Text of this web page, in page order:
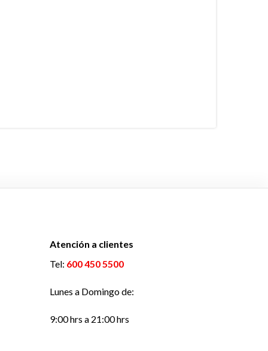
Atención a clientes
Tel: 600 450 5500
Lunes a Domingo de:
9:00 hrs a 21:00 hrs